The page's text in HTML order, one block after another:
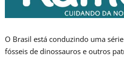
O Brasil está conduzindo uma
fósseis de dinossauros e outros